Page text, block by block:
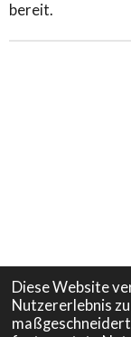
Diese Website
Nutzererlebnis
bereit.
© 2023 - 2026